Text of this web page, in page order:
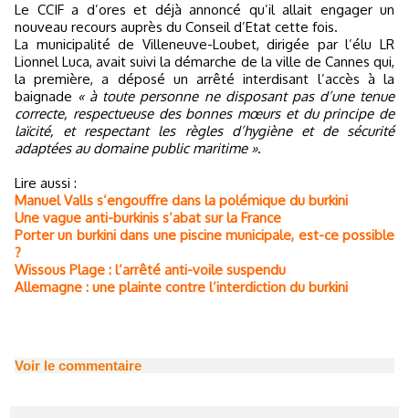
Le CCIF a d’ores et déjà annoncé qu’il allait engager un
nouveau recours auprès du Conseil d’Etat cette fois.
La municipalité de Villeneuve-Loubet, dirigée par l’élu LR
Lionnel Luca, avait suivi la démarche de la ville de Cannes qui,
la première, a déposé un arrêté interdisant l’accès à la
baignade « à toute personne ne disposant pas d’une tenue
correcte, respectueuse des bonnes mœurs et du principe de
laïcité, et respectant les règles d’hygiène et de sécurité
adaptées au domaine public maritime ».
Lire aussi :
Manuel Valls s’engouffre dans la polémique du burkini
Une vague anti-burkinis s’abat sur la France
Porter un burkini dans une piscine municipale, est-ce possible
?
Wissous Plage : l’arrêté anti-voile suspendu
Allemagne : une plainte contre l’interdiction du burkini
Voir le commentaire